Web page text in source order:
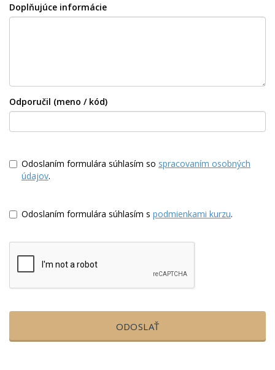
Doplňujúce informácie
Odporučil (meno / kód)
Odoslaním formulára súhlasím so spracovaním osobných
údajov.
Odoslaním formulára súhlasím s podmienkami kurzu.
ODOSLAŤ